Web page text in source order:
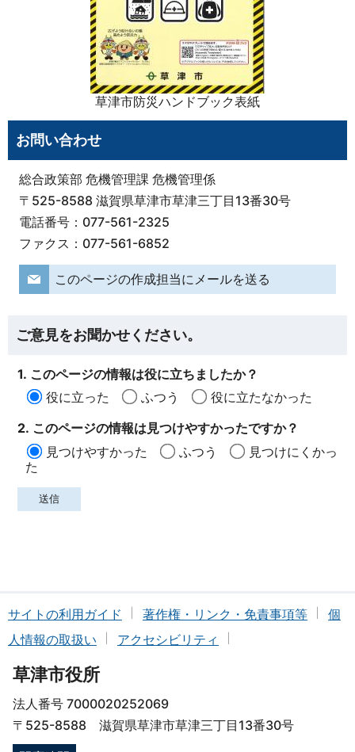
草津市防災ハンドブック表紙
お問い合わせ
総合政策部 危機管理課 危機管理係
〒525-8588 滋賀県草津市草津三丁目13番30号
電話番号：077-561-2325
ファクス：077-561-6852
このページの作成担当にメールを送る
ご意見をお聞かせください。
1. このページの情報は役に立ちましたか？
役に立った
ふつう
役に立たなかった
2. このページの情報は見つけやすかったですか？
見つけやすかった
ふつう
見つけにくかっ
た
サイトの利用ガイド 著作権・リンク・免責事項等
個
人情報の取扱い
アクセシビリティ
草津市役所
法人番号 7000020252069
〒525-8588 滋賀県草津市草津三丁目13番30号